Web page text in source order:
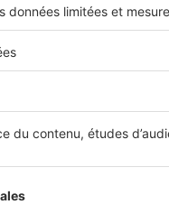
épargne. Plus votre
comprendre. Vous
un
20 000 euros